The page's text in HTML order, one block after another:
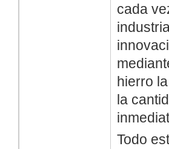
cada
hierro
la
Todo